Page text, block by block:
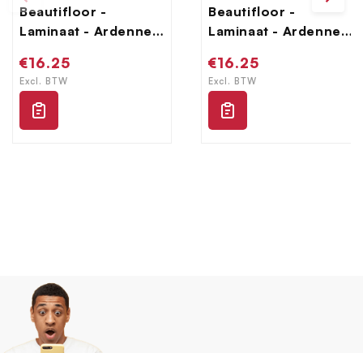
Beautifloor -
Laminaat - Ardennen
Normale
prijs
€16.25
Excl. BTW
Beautifloor -
Laminaat - Ardennen
Normale
prijs
€16.25
Excl. BTW